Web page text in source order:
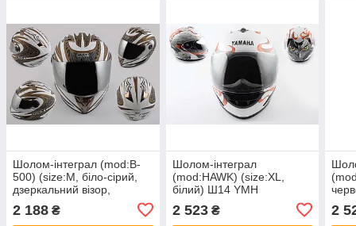
Шолом-інтеграл (mod:B-
500) (size:M, біло-сірий,
дзеркальний візор,
2 188 ₴
Шолом-інтеграл
(mod:HAWK) (size:XL,
білий) Ш14 YMH
2 523₴ 2